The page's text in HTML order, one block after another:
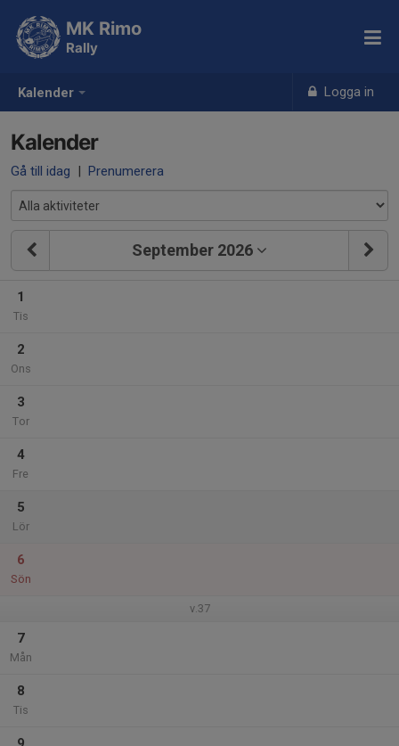
Kalender Logga in
MK Rimo
Rally
Kalender
Gå till idag | Prenumerera
September 2026
1
Tis
2
Ons
3
Tor
4
Fre
5
Lör
6
Sön
v.37
7
Mån
8
Tis